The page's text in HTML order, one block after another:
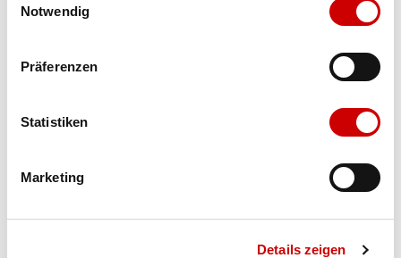
Notwendig
Präferenzen
Statistiken
Marketing
Details zeigen
Edelrid
CHF 24.00 ab CHF 148.00